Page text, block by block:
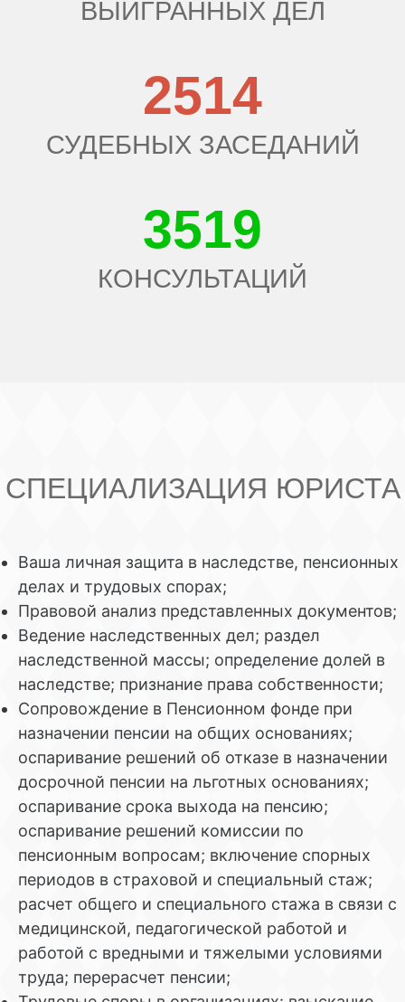
ВЫИГРАННЫХ ДЕЛ
2514
СУДЕБНЫХ ЗАСЕДАНИЙ
3519
КОНСУЛЬТАЦИЙ
СПЕЦИАЛИЗАЦИЯ ЮРИСТА
Ваша личная защита в наследстве, пенсионных
делах и трудовых спорах;
Правовой анализ представленных документов;
Ведение наследственных дел; раздел
наследственной массы; определение долей в
наследстве; признание права собственности;
Сопровождение в Пенсионном фонде при
назначении пенсии на общих основаниях;
оспаривание решений об отказе в назначении
досрочной пенсии на льготных основаниях;
оспаривание срока выхода на пенсию;
оспаривание решений комиссии по
пенсионным вопросам; включение спорных
периодов в страховой и специальный стаж;
расчет общего и специального стажа в связи с
медицинской, педагогической работой и
работой с вредными и тяжелыми условиями
труда; перерасчет пенсии;